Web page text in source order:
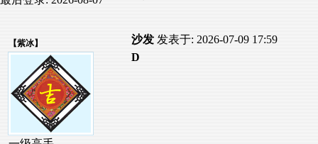
【紫冰】 沙发 发表于: 2026-07-09 17:59
D